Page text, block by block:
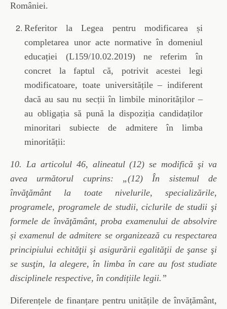
României.
Referitor la Legea pentru modificarea și
completarea unor acte normative în domeniul
educației (L159/10.02.2019) ne referim în
concret la faptul că, potrivit acestei legi
modificatoare, toate universitățile – indiferent
dacă au sau nu secții în limbile minorităților –
au obligația să pună la dispoziția candidaților
minoritari subiecte de admitere în limba
minorității:
10. La articolul 46, alineatul (12) se modifică şi va
avea următorul cuprins: „(12) În sistemul de
învăţământ la toate nivelurile, specializările,
programele, programele de studii, ciclurile de studii şi
formele de învăţământ, proba examenului de absolvire
și examenul de admitere se organizează cu respectarea
principiului echităţii şi asigurării egalităţii de şanse şi
se susţin, la alegere, în limba în care au fost studiate
disciplinele respective, în condițiile legii.”
Diferențele de finanțare pentru unitățile de învățământ,